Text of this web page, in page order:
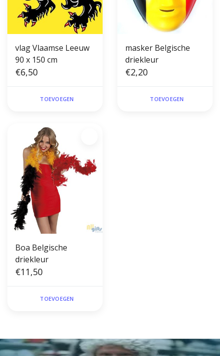
vlag Vlaamse Leeuw
90 x 150 cm
€6,50
TOEVOEGEN
masker Belgische
driekleur
€2,20
TOEVOEGEN
Boa Belgische
driekleur
€11,50
TOEVOEGEN